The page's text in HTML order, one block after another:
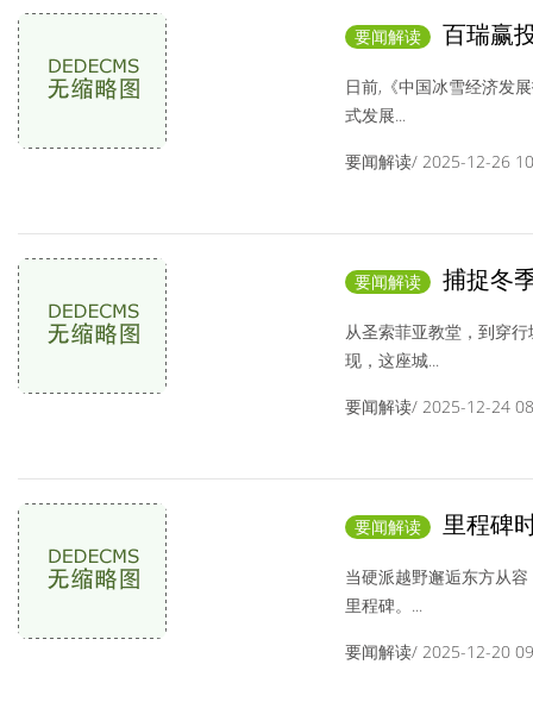
要闻解读
百瑞赢
雪季实现"开门红”
日前,《中国冰雪经济发
式发展...
要闻解读/ 2025-12-26
要闻解读
捕捉冬
润霜开启干敏修
从圣索菲亚教堂，到穿
现，这座城...
要闻解读/ 2025-12-24
要闻解读
里程碑
牢中国豪华越野
当硬派越野邂逅东方从
里程碑。...
要闻解读/ 2025-12-20